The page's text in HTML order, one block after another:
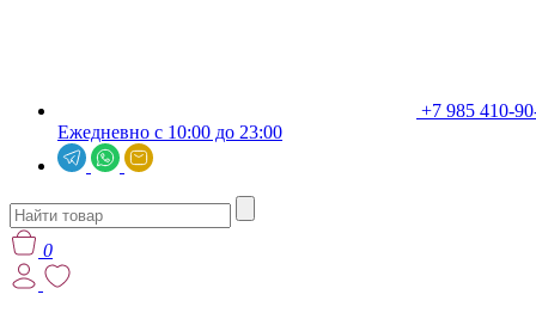
+7 985 410-
Ежедневно с 10:00 до 23:00
0